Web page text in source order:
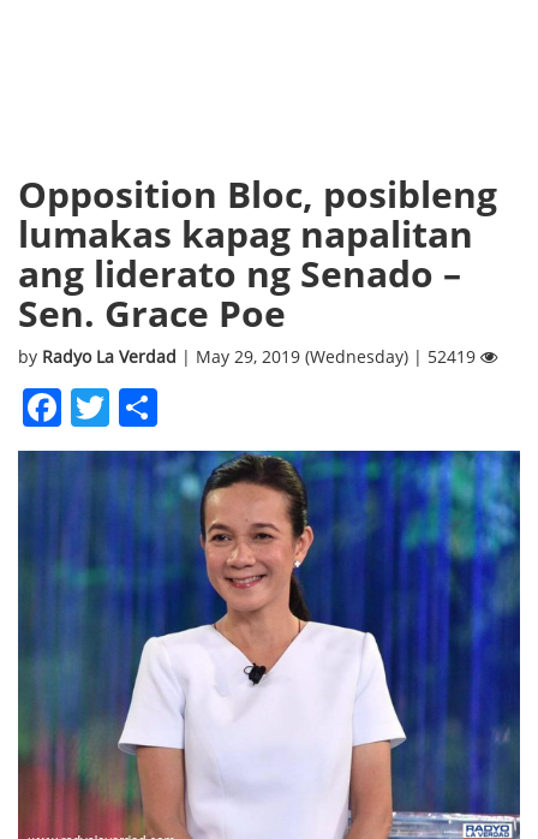
Opposition Bloc, posibleng
lumakas kapag napalitan
ang liderato ng Senado –
Sen. Grace Poe
by Radyo La Verdad | May 29, 2019 (Wednesday) | 52419
Facebook
Twitter